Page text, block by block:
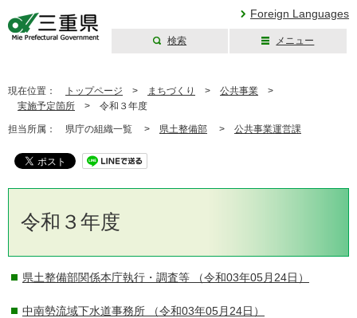
Foreign Languages
検索 メニュー
現在位置： トップページ > まちづくり > 公共事業 >
実施予定箇所 > 令和３年度
担当所属： 県庁の組織一覧 > 県土整備部 > 公共事業運営課
令和３年度
県土整備部関係本庁執行・調査等 （令和03年05月24日）
中南勢流域下水道事務所 （令和03年05月24日）